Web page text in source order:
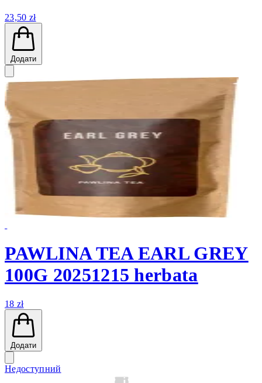
23,50 zł
Додати
PAWLINA TEA EARL GREY
100G 20251215 herbata
18 zł
Додати
Недоступний